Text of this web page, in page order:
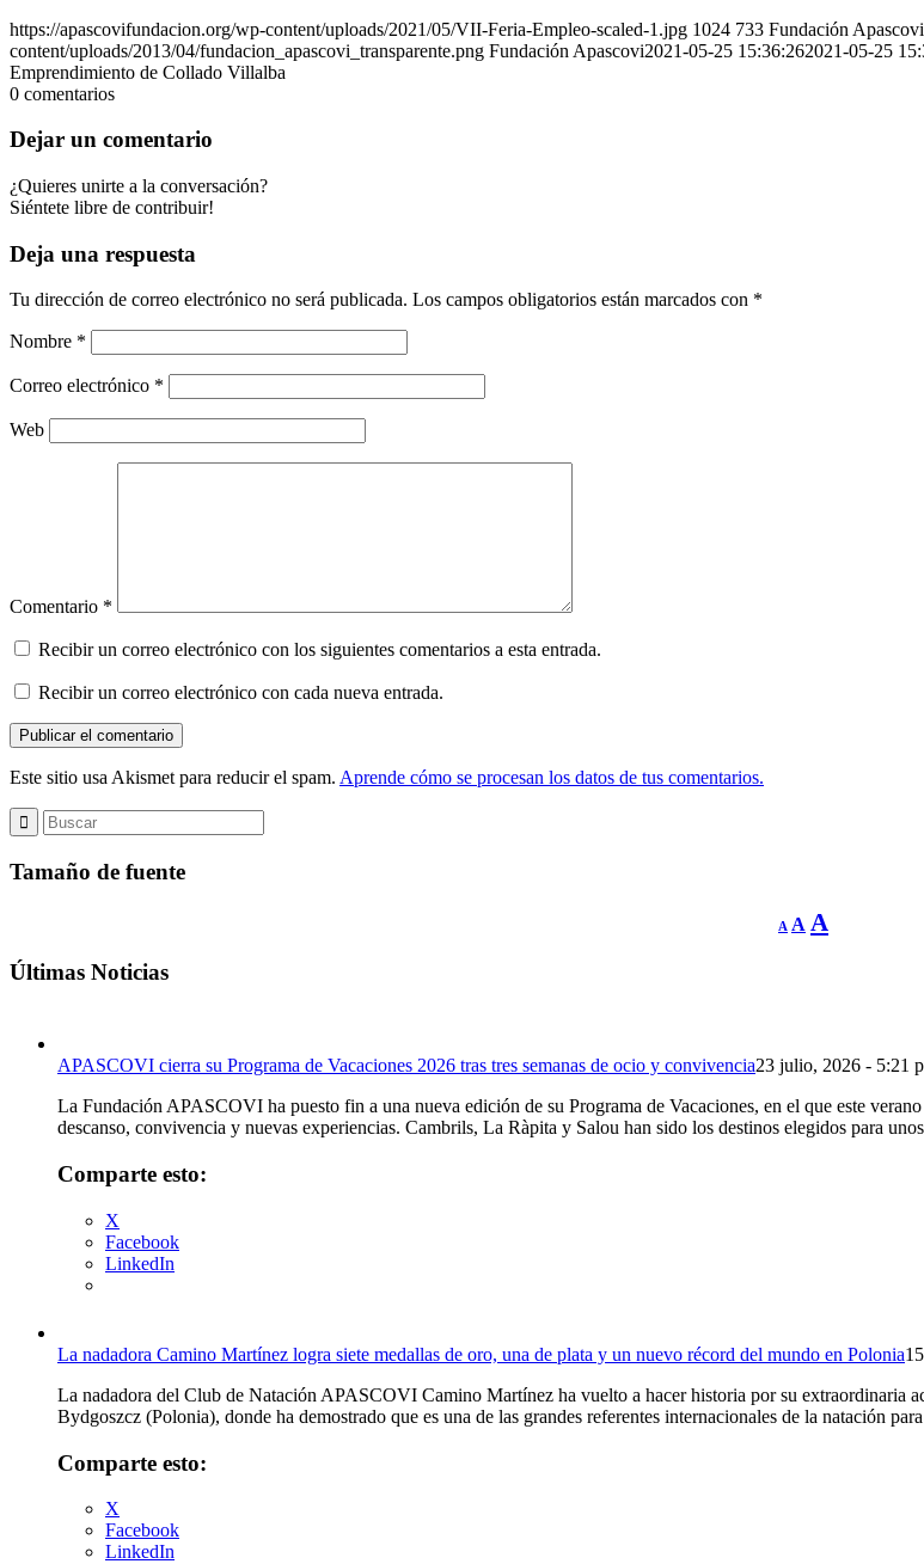
https://apascovifundacion.org/wp-content/uploads/2021/05/VII-Feria-Empleo-scaled-1.jpg 1024 733 Fundación Apascovi
content/uploads/2013/04/fundacion_apascovi_transparente.png Fundación Apascovi2021-05-25 15:36:262021-05-25
Emprendimiento de Collado Villalba
0 comentarios
Dejar un comentario
¿Quieres unirte a la conversación?
Siéntete libre de contribuir!
Deja una respuesta
Tu dirección de correo electrónico no será publicada. Los campos obligatorios están marcados con *
Nombre *
Correo electrónico *
Web
Comentario *
Recibir un correo electrónico con los siguientes comentarios a esta entrada.
Recibir un correo electrónico con cada nueva entrada.
Este sitio usa Akismet para reducir el spam. Aprende cómo se procesan los datos de tus comentarios.
Tamaño de fuente
A
Reducir
tamaño
A Restablecer
tamaño
A
Últimas Noticias
APASCOVI cierra su Programa de Vacaciones 2026 tras tres semanas de ocio y convivencia23 julio, 2026 - 5:21
La Fundación APASCOVI ha puesto fin a una nueva edición de su Programa de Vacaciones, en el que este
descanso, convivencia y nuevas experiencias. Cambrils, La Ràpita y Salou han sido los destinos elegidos para
Comparte esto:
X
Facebook
LinkedIn
La nadadora Camino Martínez logra siete medallas de oro, una de plata y un nuevo récord del mundo en Polonia
La nadadora del Club de Natación APASCOVI Camino Martínez ha vuelto a hacer historia por su extraordinaria
Bydgoszcz (Polonia), donde ha demostrado que es una de las grandes referentes internacionales de la natación
Comparte esto:
X
Facebook
LinkedIn